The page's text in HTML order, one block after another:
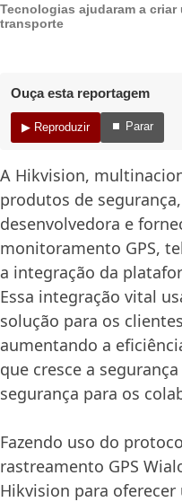
Tecnologias ajudaram a
transporte
Ouça esta reportagem
▶ Reproduzir ⏹ Parar
A Hikvision,
produtos de
desenvolvedora e
monitoramento GPS,
a integração da
Essa integração vital
solução para os
aumentando a
que cresce a
segurança para os
Fazendo uso do
rastreamento GPS
Hikvision para